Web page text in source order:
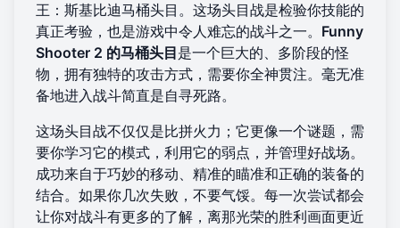
王：斯基比迪马桶头目。这场头目战是检验你技能的
真正考验，也是游戏中令人难忘的战斗之一。 Funny
Shooter 2 的马桶头目是一个巨大的、多阶段的怪
物，拥有独特的攻击方式，需要你全神贯注。毫无准
备地进入战斗简直是自寻死路。
这场头目战不仅仅是比拼火力；它更像一个谜题，需
要你学习它的模式，利用它的弱点，并管理好战场。
成功来自于巧妙的移动、精准的瞄准和正确的装备的
结合。如果你几次失败，不要气馁。每一次尝试都会
让你对战斗有更多的了解，离那光荣的胜利画面更近